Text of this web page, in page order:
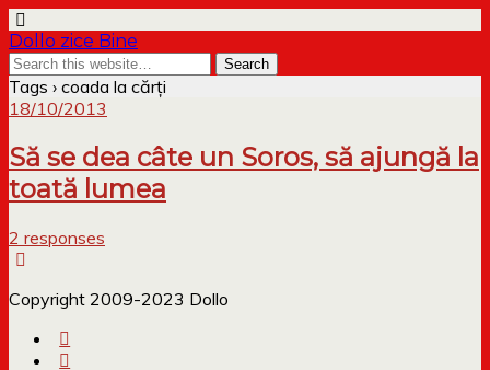
Dollo zice Bine
Tags › coada la cărți
18/10/2013
Să se dea câte un Soros, să ajungă la
toată lumea
2 responses
Copyright 2009-2023 Dollo